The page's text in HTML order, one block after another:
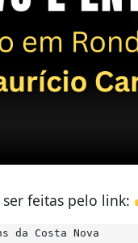
feitas pelo
da Costa Nova